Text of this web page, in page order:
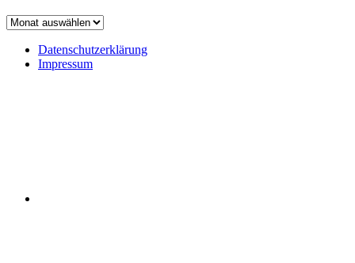
Achiv
Datenschutzerklärung
Impressum